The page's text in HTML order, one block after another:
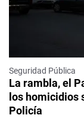
Seguridad Pública
La rambla, el
los homicidios
Policía